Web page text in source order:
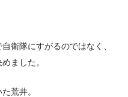
衛隊にすがるのではなく、
ました。
荒井。